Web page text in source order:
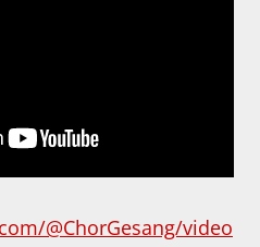
@ChorGesang/video